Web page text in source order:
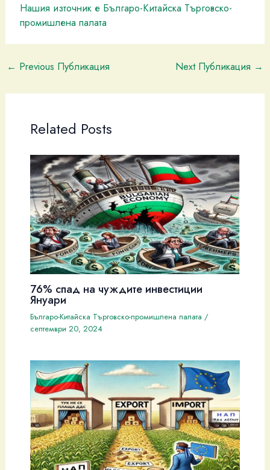
Нашия източник е Българо-Китайска Търговско-
промишлена палaта
← Previous Публикация Next Публикация →
Related Posts
76% спад на чуждите инвестиции
Януари
Българо-Китайска Търговско-промишлена палaта /
септември 20, 2024